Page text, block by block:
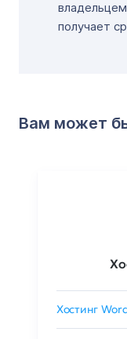
получает
Вам может
Хостинг